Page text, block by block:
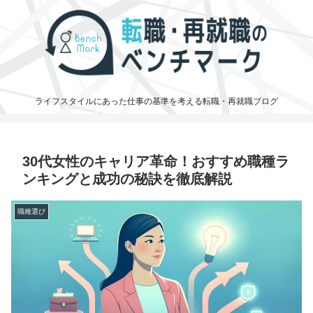
ライフスタイルにあった仕事の基準を考える転職・再就職ブログ
30代女性のキャリア革命！おすすめ職種ラ
ンキングと成功の秘訣を徹底解説
職種選び